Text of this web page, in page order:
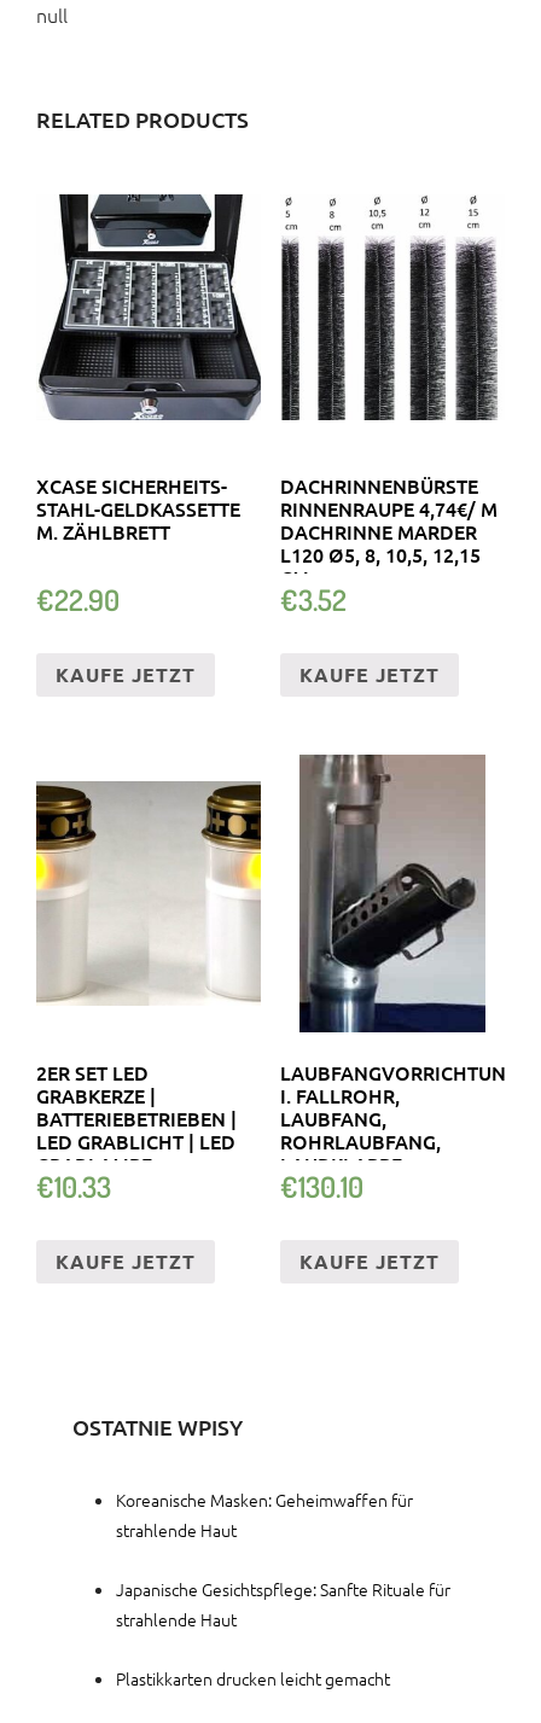
null
RELATED PRODUCTS
XCASE SICHERHEITS-
STAHL-GELDKASSETTE
M. ZÄHLBRETT
€22.90
KAUFE JETZT
DACHRINNENBÜRSTE
RINNENRAUPE 4,74€/ M
DACHRINNE MARDER
L120 Ø5, 8, 10,5, 12,15
CM
€3.52
KAUFE JETZT
2ER SET LED
GRABKERZE |
BATTERIEBETRIEBEN |
LED GRABLICHT | LED
GRABLAMPE
€10.33
KAUFE JETZT
LAUBFANGVORRICHTUNG
I. FALLROHR,
LAUBFANG,
ROHRLAUBFANG,
LAUBKLAPPE
€130.10
KAUFE JETZT
OSTATNIE WPISY
Koreanische Masken: Geheimwaffen für
strahlende Haut
Japanische Gesichtspflege: Sanfte Rituale für
strahlende Haut
Plastikkarten drucken leicht gemacht